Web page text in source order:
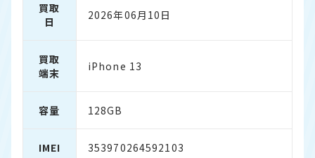
買取
日
2026年06月10日
買取
端末
iPhone 13
容量 128GB
IMEI 353970264592103